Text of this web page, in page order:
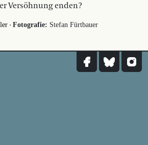
Versöhnung enden?
· Fotografie: Stefan Fürtbauer